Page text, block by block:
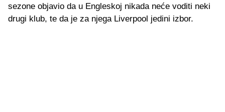
sezone objavio da u Engleskoj nikada neće voditi neki
drugi klub, te da je za njega Liverpool jedini izbor.